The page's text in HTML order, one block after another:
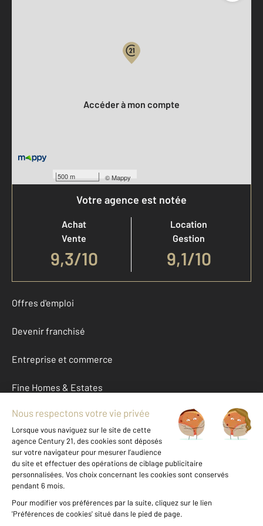
500 m ©Mappy
Accéder à mon compte
Votre agence est notée
Achat
Vente
9,3/10
Location
Gestion
9,1/10
Offres d'emploi
Devenir franchisé
Entreprise et commerce
Fine Homes & Estates
À propos
International
Nous contacter